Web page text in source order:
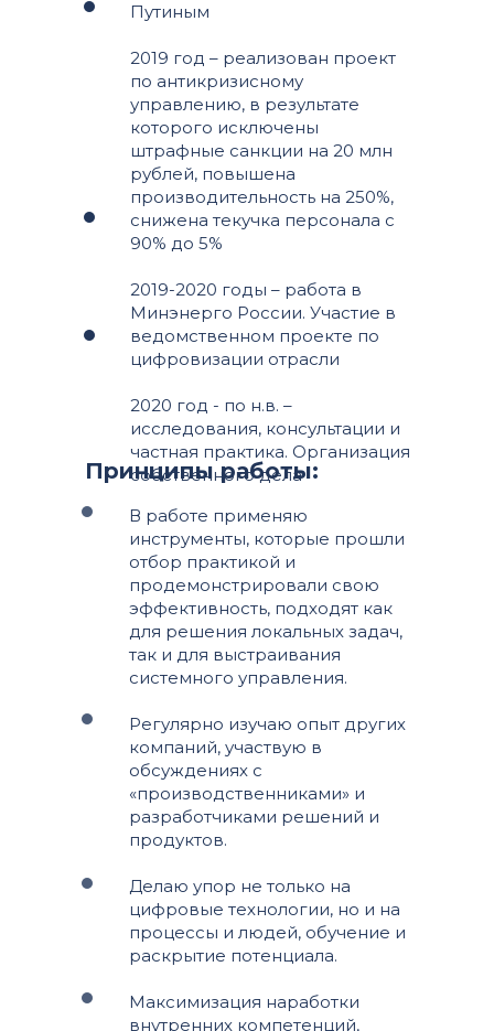
Путиным
2019 год – реализован проект
по антикризисному
управлению, в результате
которого исключены
штрафные санкции на 20 млн
рублей, повышена
производительность на 250%,
снижена текучка персонала с
90% до 5%
2019-2020 годы – работа в
Минэнерго России. Участие в
ведомственном проекте по
цифровизации отрасли
2020 год - по н.в. –
исследования, консультации и
частная практика. Организация
собственного дела
Принципы работы:
В работе применяю
инструменты, которые прошли
отбор практикой и
продемонстрировали свою
эффективность, подходят как
для решения локальных задач,
так и для выстраивания
системного управления.
Регулярно изучаю опыт других
компаний, участвую в
обсуждениях с
«производственниками» и
разработчиками решений и
продуктов.
Делаю упор не только на
цифровые технологии, но и на
процессы и людей, обучение и
раскрытие потенциала.
Максимизация наработки
внутренних компетенций,